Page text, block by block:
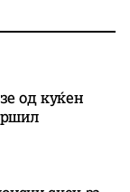
од куќен